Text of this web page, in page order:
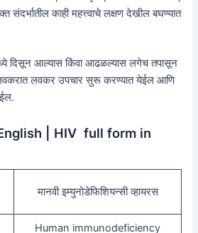
संदर्भातील काही महत्त्वाचे लक्षण देखील बघण्यात
दिसून आल्यास किंवा आढळल्यास लगेच तपासून
लवकर उपचार सुरू करण्यात येईल आणि
| HIV full form in
मानवी इम्युनोडेफिशियन्सी व्हायरस
Human immunodeficiency